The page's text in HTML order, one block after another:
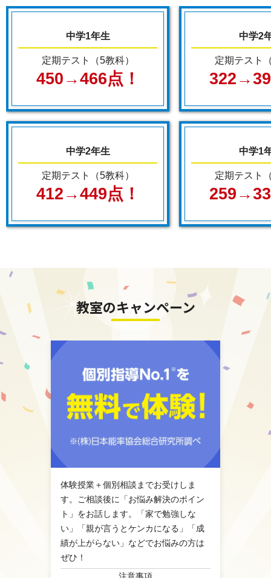
中学1年生
定期テスト（5教科）
450→466点！
中学2年生
定期テスト（5教科）
412→449点！
中学2
定期テスト
中学1
定期テスト
教室のキャンペーン
体験授業＋個別相談までお受けしま
す。ご相談後に「お悩み解決のポイン
ト」をお話します。「家で勉強しな
い」「親が言うとケンカになる」「成
績が上がらない」などでお悩みの方は
ぜひ！